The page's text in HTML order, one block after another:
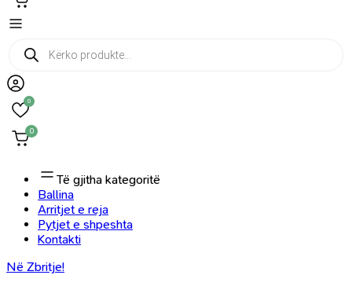
Products
search
0
0
Të gjitha kategoritë
Ballina
Arritjet e reja
Pytjet e shpeshta
Kontakti
Në Zbritje!